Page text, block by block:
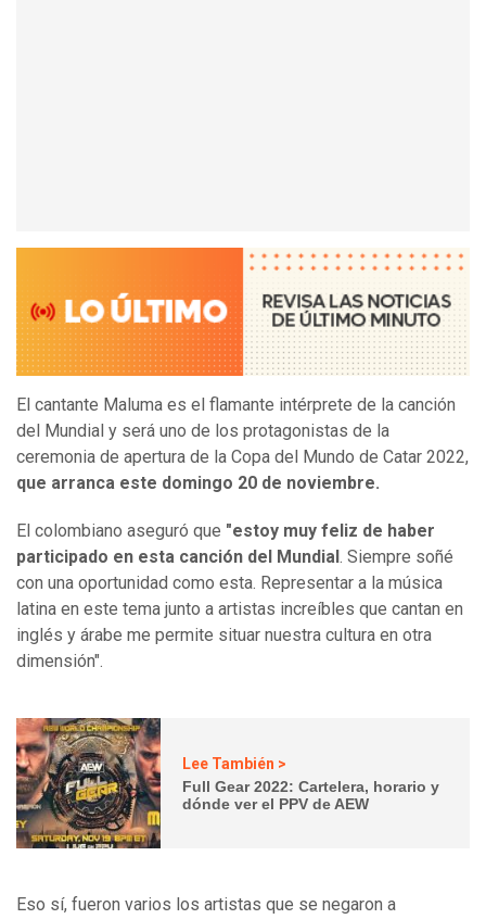
El cantante Maluma es el flamante intérprete de la canción
del Mundial y será uno de los protagonistas de la
ceremonia de apertura de la Copa del Mundo de Catar 2022,
que arranca este domingo 20 de noviembre.
El colombiano aseguró que "estoy muy feliz de haber
participado en esta canción del Mundial . Siempre soñé
con una oportunidad como esta. Representar a la música
latina en este tema junto a artistas increíbles que cantan en
inglés y árabe me permite situar nuestra cultura en otra
dimensión".
Lee También >
Full Gear 2022: Cartelera, horario y
dónde ver el PPV de AEW
Eso sí, fueron varios los artistas que se negaron a